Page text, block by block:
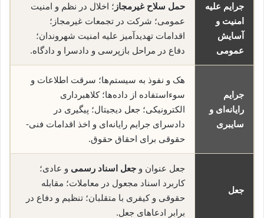
جرایم علیه
امنیت و
آسایش
عمومی
حمل سلاح غیرمجاز ؛ اخلال در نظم و امنیت
عمومی؛ شرکت در تجمعات غیرمجاز؛
اقدامات تهدیدآمیز علیه امنیت شهروندان؛
دفاع در مراحل بازپرسی و دادسرا و دادگاه.
جرایم
رایانه‌ای و
سایبری
هک و نفوذ به سیستم‌ها؛ سرقت اطلاعات و
سوء‌استفاده از داده‌ها؛ کلاهبرداری
الکترونیکی؛ جعل دیجیتال؛ پیگیری در
دادسرای جرایم رایانه‌ای و اخذ اقدامات فنی-
حقوقی برای احقاق حقوق.
جعل
جعل عنوان و جعل اسناد رسمی و عادی؛
کاربرد اسناد مجعول در معاملات؛ مقابله
حقوقی و کیفری با متقلبان؛ تنظیم و دفاع در
برابر ادعاهای جعل.